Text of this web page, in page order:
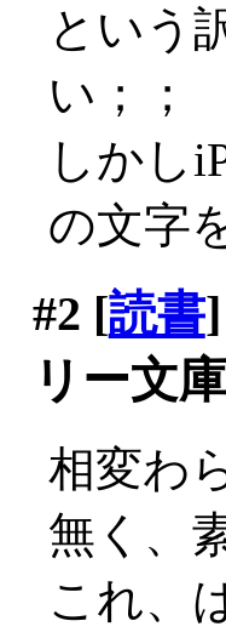
という
い；；
しかし
の文字
#2 [読書
リー文庫
相変わ
無く、
これ、